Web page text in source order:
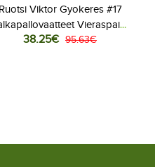
Ruotsi Viktor Gyokeres #17
Vieraspaita
MM-kisat 2026 Lyhythihainen
38.25€ 95.63€